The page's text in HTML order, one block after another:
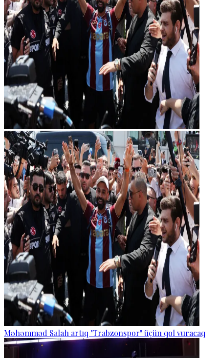
Məhəmməd Salah artıq "Trabzonspor" üçün qol vuracaq